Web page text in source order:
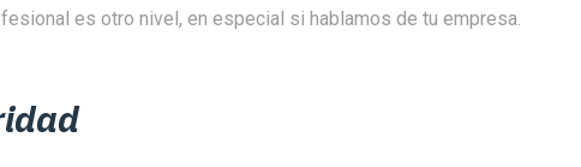
es otro nivel, en especial si hablamos de tu empresa.